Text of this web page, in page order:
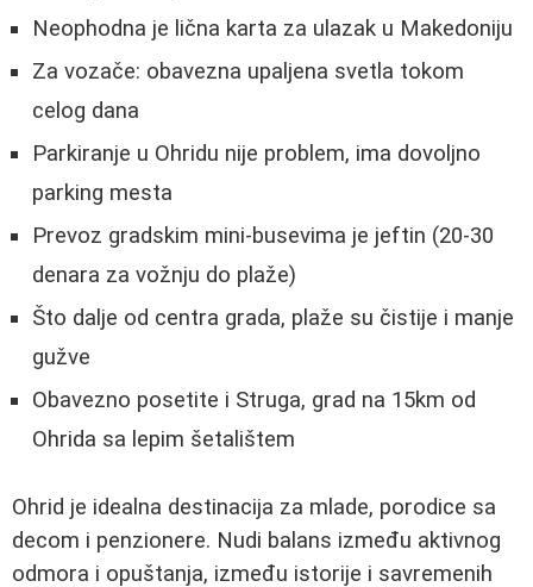
Neophodna je lična karta za ulazak u Makedoniju
Za vozače: obavezna upaljena svetla tokom
celog dana
Parkiranje u Ohridu nije problem, ima dovoljno
parking mesta
Prevoz gradskim mini-busevima je jeftin (20-30
denara za vožnju do plaže)
Što dalje od centra grada, plaže su čistije i manje
gužve
Obavezno posetite i Struga, grad na 15km od
Ohrida sa lepim šetalištem
Ohrid je idealna destinacija za mlade, porodice sa
decom i penzionere. Nudi balans između aktivnog
odmora i opuštanja, između istorije i savremenih